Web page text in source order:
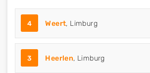
4 Weert, Limburg
3 Heerlen, Limburg